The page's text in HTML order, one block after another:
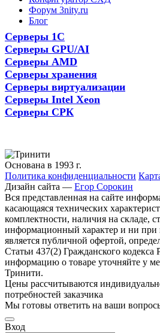
Форум 3nity.ru
Блог
Серверы 1С
Серверы GPU/AI
Серверы AMD
Серверы хранения
Серверы виртуализации
Серверы Intel Xeon
Серверы СРК
Основана в 1993 г.
Политика конфиденциальности
Дизайн сайта — Егор Сорокин
Вся представленная на сайте
касающаяся технических
комплектности, наличия на складе,
информационный характер и ни при
является публичной офертой,
Статьи 437(2) Гражданского
информацию о товаре уточняйте у
Тринити.
Цены рассчитываются
потребностей заказчика
Мы готовы ответить на ваши
Вход